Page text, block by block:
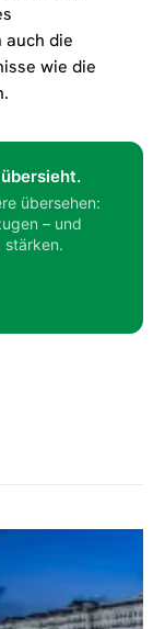
die
wie die
übersehen:
– und
stärken.